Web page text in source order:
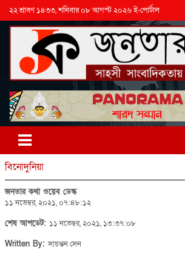
২২ শ্রাবণ ১৪৩৩, শনিবার ০৮ আগস্ট ২০২৬ ই-পোর্টাল
বিনোদুনিয়া
জনতার কথা ওয়েব ডেস্ক
১১ নভেম্বর, ২০২১, ০৭:৪৮:১২
শেষ আপডেট: ১১ নভেম্বর, ২০২১, ১৩:৩৭:০৮
Written By:সায়ন্তন সেন